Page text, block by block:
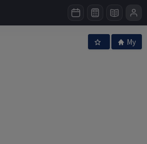
My